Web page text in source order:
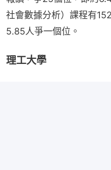
社會數據分析）課程有
5.85人爭一個位。
理工大學